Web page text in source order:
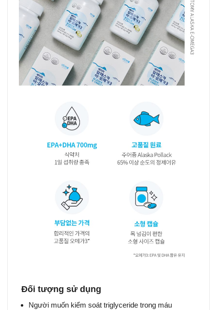
Đối tượng sử dụng
Người muốn kiểm soát triglyceride trong máu